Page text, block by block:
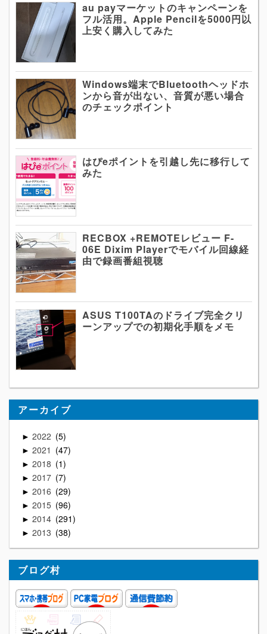
au payマーケットのキャンペーンを
フル活用。Apple Pencilを5000円以
上安く購入してみた
Windows端末でBluetoothヘッドホ
ンから音が出ない、音質が悪い場合
のチェックポイント
はぴeポイントを引越し先に移行して
みた
RECBOX +REMOTEレビュー F-
06E Dixim Playerでモバイル回線経
由で録画番組視聴
ASUS T100TAのドライブ完全クリ
ーンアップでの初期化手順をメモ
アーカイブ
► 2022 5
► 2021 47
► 2018 1
► 2017 7
► 2016 29
► 2015 96
► 2014 291
► 2013 38
ブログ村